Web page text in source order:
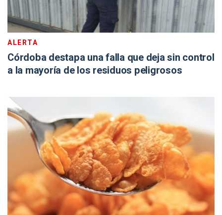
ALERTA
Córdoba destapa una falla que deja sin control
a la mayoría de los residuos peligrosos